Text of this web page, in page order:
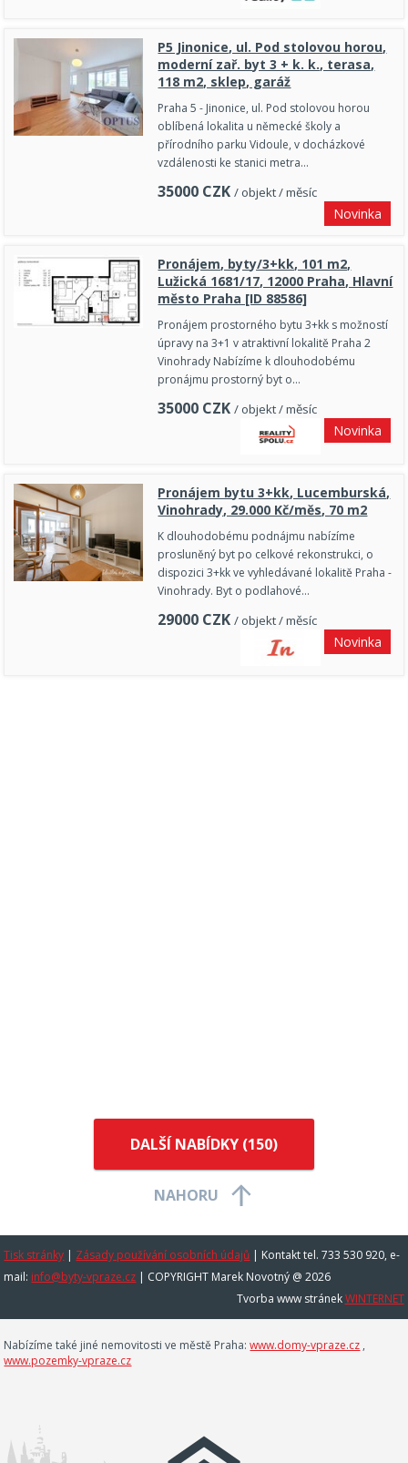
P5 Jinonice, ul. Pod stolovou horou,
moderní zař. byt 3 + k. k., terasa,
118 m2, sklep, garáž
Praha 5 - Jinonice, ul. Pod stolovou horou
oblíbená lokalita u německé školy a
přírodního parku Vidoule, v docházkové
vzdálenosti ke stanici metra…
35000 CZK / objekt / měsíc
Novinka
Pronájem, byty/3+kk, 101 m2,
Lužická 1681/17, 12000 Praha, Hlavní
město Praha [ID 88586]
Pronájem prostorného bytu 3+kk s možností
úpravy na 3+1 v atraktivní lokalitě Praha 2
Vinohrady Nabízíme k dlouhodobému
pronájmu prostorný byt o…
35000 CZK / objekt / měsíc
Novinka
Pronájem bytu 3+kk, Lucemburská,
Vinohrady, 29.000 Kč/měs, 70 m2
K dlouhodobému podnájmu nabízíme
prosluněný byt po celkové rekonstrukci, o
dispozici 3+kk ve vyhledávané lokalitě Praha -
Vinohrady. Byt o podlahové…
29000 CZK / objekt / měsíc
Novinka
DALŠÍ NABÍDKY (150)
NAHORU
Tisk stránky | Zásady používání osobních údajů | Kontakt tel. 733 530 920, e-
mail: info@byty-vpraze.cz | COPYRIGHT Marek Novotný @ 2026
Tvorba www stránekWINTERNET
Nabízíme také jiné nemovitosti ve městě Praha:www.domy-vpraze.cz ,
www.pozemky-vpraze.cz